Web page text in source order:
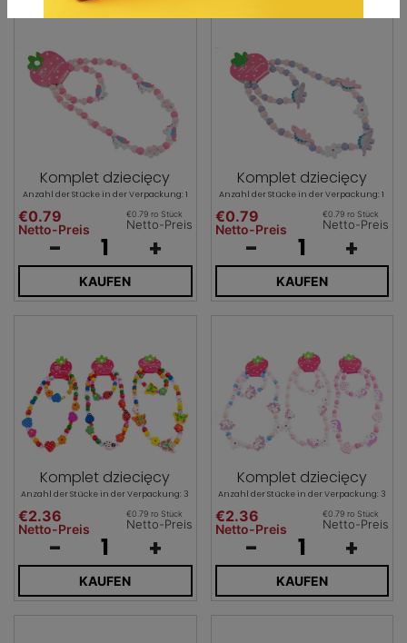
Komplet dziecięcy
Anzahl der Stücke in der Verpackung: 1
€0.79
Netto-Preis
€0.79 ro Stück
Netto-Preis
- +
KAUFEN
Komplet dziecięcy
Anzahl der Stücke in der Verpackung: 1
€0.79
Netto-Preis
€0.79 ro Stück
Netto-Preis
- +
KAUFEN
Komplet dziecięcy
Anzahl der Stücke in der Verpackung: 3
€2.36
Netto-Preis
€0.79 ro Stück
Netto-Preis
- +
KAUFEN
Komplet dziecięcy
Anzahl der Stücke in der Verpackung: 3
€2.36
Netto-Preis
€0.79 ro Stück
Netto-Preis
- +
KAUFEN